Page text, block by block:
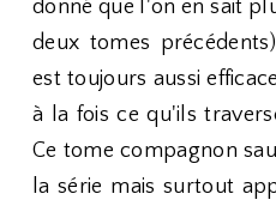
donné que l'on en sait
deux tomes
est toujours aussi
à la fois ce qu'ils
Ce tome compagnon
la série mais surtout